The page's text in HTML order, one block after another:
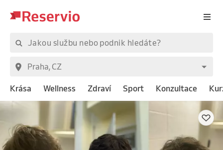
Krása Wellness Zdraví Sport Konzultace